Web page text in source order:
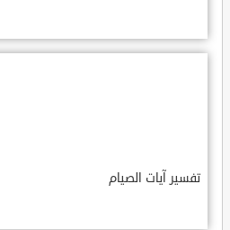
تفسير آيات الصيام